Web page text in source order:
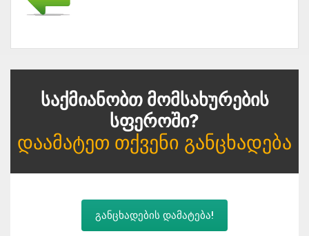
Საქმიანობთ Მომსახურების
Სფეროში?
Დაამატეთ Თქვენი Განცხადება
განცხადების დამატება!